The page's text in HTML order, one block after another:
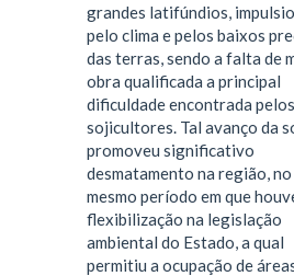
grandes latifúndios,
pelo clima e pelos baixos
das terras, sendo a falta de
obra qualificada a principal
dificuldade encontrada pelos
sojicultores. Tal avanço da
promoveu significativo
desmatamento na região, no
mesmo período em que
flexibilização na legislação
ambiental do Estado, a qual
permitiu a ocupação de